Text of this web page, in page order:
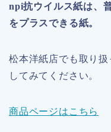
npi抗ウイルス紙は、
をプラスできる紙。
松本洋紙店でも取り
してみてください。
商品ページはこちら